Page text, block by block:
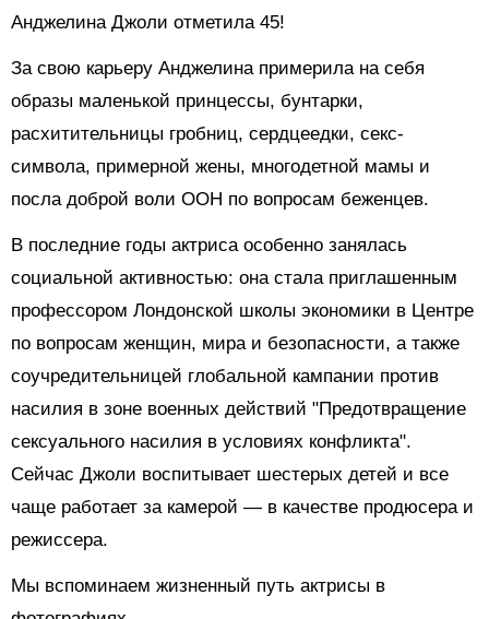
Анджелина Джоли отметила 45!
За свою карьеру Анджелина примерила на себя
образы маленькой принцессы, бунтарки,
расхитительницы гробниц, сердцеедки, секс-
символа, примерной жены, многодетной мамы и
посла доброй воли ООН по вопросам беженцев.
В последние годы актриса особенно занялась
социальной активностью: она стала приглашенным
профессором Лондонской школы экономики в Центре
по вопросам женщин, мира и безопасности, а также
соучредительницей глобальной кампании против
насилия в зоне военных действий "Предотвращение
сексуального насилия в условиях конфликта".
Сейчас Джоли воспитывает шестерых детей и все
чаще работает за камерой — в качестве продюсера и
режиссера.
Мы вспоминаем жизненный путь актрисы в